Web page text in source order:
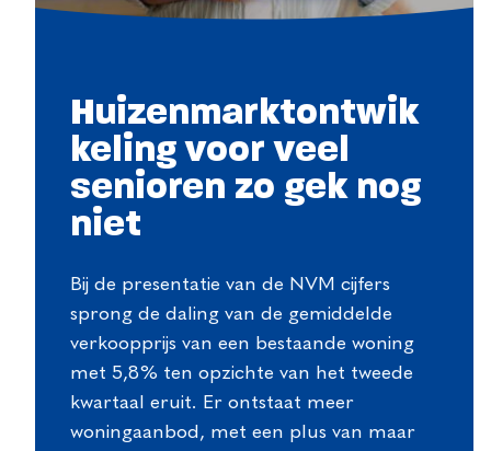
Huizenmarktontwik
keling voor veel
senioren zo gek nog
niet
Bij de presentatie van de NVM cijfers
sprong de daling van de gemiddelde
verkoopprijs van een bestaande woning
met 5,8% ten opzichte van het tweede
kwartaal eruit. Er ontstaat meer
woningaanbod, met een plus van maar